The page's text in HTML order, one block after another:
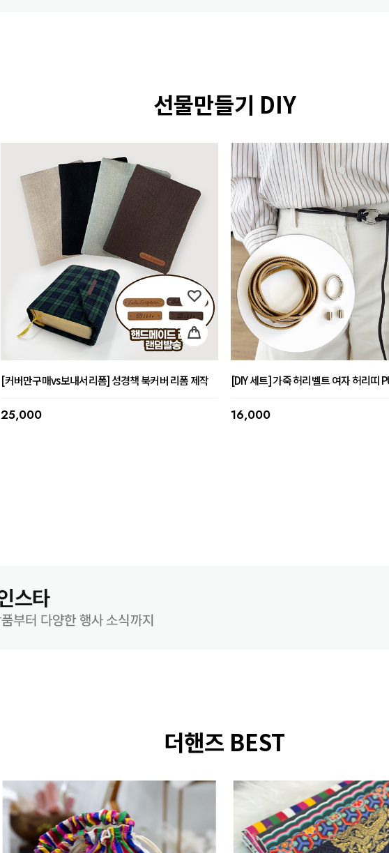
선물만들기 DIY
[커버만구매vs보내서리폼] 성경책 북커버 리폼 제작
25,000
[DIY 세트] 가죽 허리벨트 여자 허리띠
16,000
더핸즈 BEST